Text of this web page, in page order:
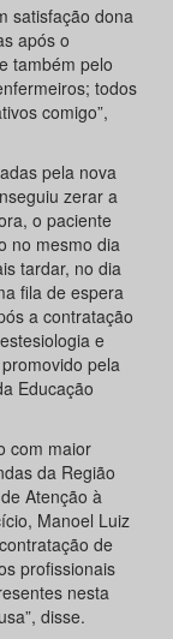
satisfação dona
após o
também pelo
todos
comigo”,
pela nova
zerar a
o paciente
no mesmo dia
tardar, no dia
fila de espera
a contratação
e
pela
Educação
com maior
da Região
Atenção à
Manoel Luiz
de
profissionais
nesta
disse.